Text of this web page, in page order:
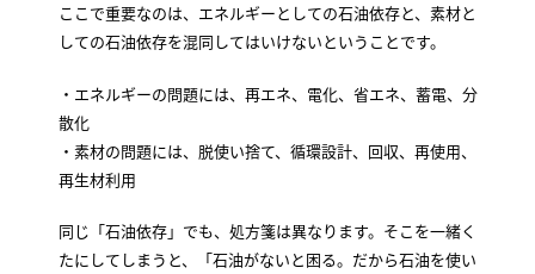
ここで重要なのは、エネルギーとしての石油依存と、素材と
しての石油依存を混同してはいけないということです。
・エネルギーの問題には、再エネ、電化、省エネ、蓄電、分
散化
・素材の問題には、脱使い捨て、循環設計、回収、再使用、
再生材利用
同じ「石油依存」でも、処方箋は異なります。そこを一緒く
たにしてしまうと、「石油がないと困る。だから石油を使い